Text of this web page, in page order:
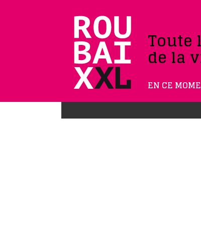
Toute
de la
EN CE